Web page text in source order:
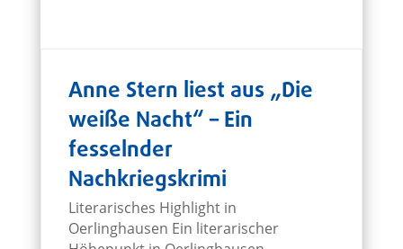
Anne Stern liest aus „Die
weiße Nacht“ – Ein
fesselnder
Nachkriegskrimi
Literarisches Highlight in
Oerlinghausen Ein literarischer